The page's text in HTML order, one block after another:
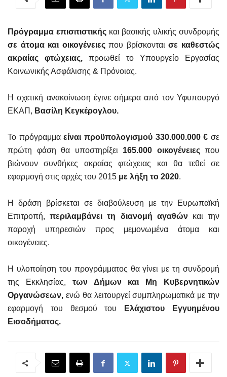
Πρόγραμμα επισιτιστικήςκαι βασικής υλικής συνδρομής
σε άτομα και οικογένειεςπου βρίσκονταισε καθεστώς
ακραίας φτώχειας, προωθεί το Υπουργείο Εργασίας
Κοινωνικής Ασφάλισης & Πρόνοιας.
Η σχετική ανακοίνωση έγινε σήμερα από τον Υφυπουργό
ΕΚΑΠ, Βασίλη Κεγκέρογλου.
Το πρόγραμμαείναι προϋπολογισμού 330.000.000 € σε
πρώτη φάση θα υποστηρίξει 165.000 οικογένειεςπου
βιώνουν συνθήκες ακραίας φτώχειας και θα τεθεί σε
εφαρμογή στις αρχές του 2015 με λήξη το 2020.
Η δράση βρίσκεται σε διαβούλευση με την Ευρωπαϊκή
Επιτροπή,περιλαμβάνει τη διανομή αγαθώνκαι την
παροχή υπηρεσιών προς μεμονωμένα άτομα και
οικογένειες.
Η υλοποίηση του προγράμματος θα γίνει με τη συνδρομή
της Εκκλησίας, των Δήμων και Μη Κυβερνητικών
Οργανώσεων, ενώ θα λειτουργεί συμπληρωματικά με την
εφαρμογή του θεσμού του
Ελάχιστου Εγγυημένου
Εισοδήματος.